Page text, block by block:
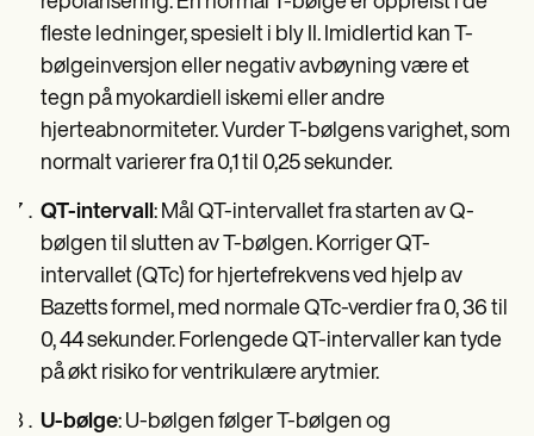
fleste ledninger, spesielt i bly II. Imidlertid kan T-
bølgeinversjon eller negativ avbøyning være et
tegn på myokardiell iskemi eller andre
hjerteabnormiteter. Vurder T-bølgens varighet, som
normalt varierer fra 0,1 til 0,25 sekunder.
QT-intervall: Mål QT-intervallet fra starten av Q-
bølgen til slutten av T-bølgen. Korriger QT-
intervallet (QTc) for hjertefrekvens ved hjelp av
Bazetts formel, med normale QTc-verdier fra 0, 36 til
0, 44 sekunder. Forlengede QT-intervaller kan tyde
på økt risiko for ventrikulære arytmier.
U-bølge: U-bølgen følger T-bølgen og